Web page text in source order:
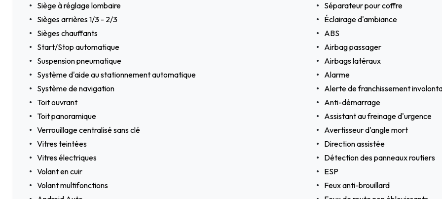
Siège à réglage lombaire
Séparateur pour coffre
Sièges arrières 1/3 - 2/3
Éclairage d'ambiance
Sièges chauffants
ABS
Start/Stop automatique
Airbag passager
Suspension pneumatique
Airbags latéraux
Système d'aide au stationnement automatique
Alarme
Système de navigation
Alerte de franchissement
Toit ouvrant
Anti-démarrage
Toit panoramique
Assistant au freinage d'urgence
Verrouillage centralisé sans clé
Avertisseur d'angle mort
Vitres teintées
Direction assistée
Vitres électriques
Détection des panneaux routiers
Volant en cuir
ESP
Volant multifonctions
Feux anti-brouillard